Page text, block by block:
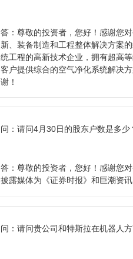
答： 尊敬的投资者，您好！感谢您
新、装备制造和工程整体解决方案
统工程的高新技术企业，拥有超高
客户提供综合的空气净化系统解决
谢！
问： 请问4月30日的股东户数是多少
答： 尊敬的投资者，您好！感谢您
披露媒体为《证券时报》和巨潮资
问： 请问贵公司和特斯拉在机器人